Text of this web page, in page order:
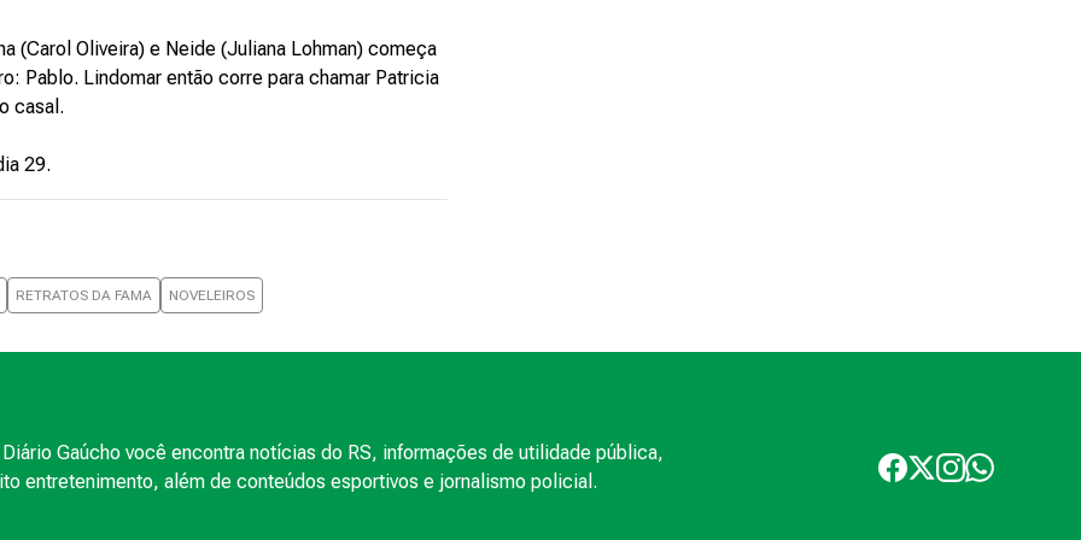
(Carol Oliveira) e Neide (Juliana Lohman) começa
Pablo. Lindomar então corre para chamar Patricia
casal.
29.
RETRATOS DA FAMA NOVELEIROS
Gaúcho você encontra notícias do RS, informações de utilidade pública,
entretenimento, além de conteúdos esportivos e jornalismo policial.